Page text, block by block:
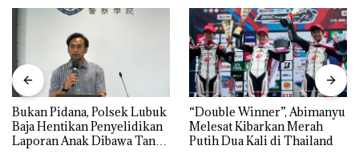
Bukan Pidana, Polsek Lubuk
Baja Hentikan Penyelidikan
Laporan Anak Dibawa Tanpa
“Double Winner”, Abimanyu
Melesat Kibarkan Merah
Putih Dua Kali di Thailand